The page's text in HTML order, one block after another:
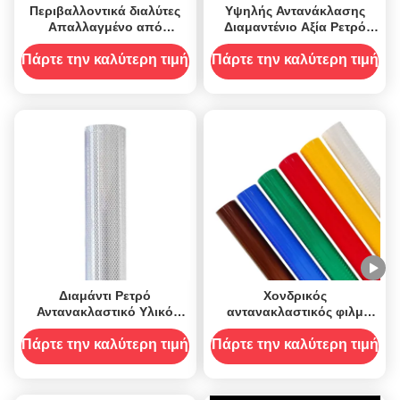
Περιβαλλοντικά διαλύτες
Απαλλαγμένο από
ακρυλικό εκτυπώσιμο HIP
Αναστροφικό
Πάρτε την καλύτερη τιμή
Υψηλής Αντανάκλασης
Διαμαντένιο Αξία Ρετρό
Αντανάκλαση Σημείωση
Επισκόπηση Αυτοκόλλητο
Πάρτε την καλύτερη τιμή
Διαμάντι Ρετρό
Αντανακλαστικό Υλικό
Σημείωσης Ακρυλικό
Αυτοκόλλητο
Πάρτε την καλύτερη τιμή
Χονδρικός
αντανακλαστικός φιλμ
βινύλιο υπέρυθρου Retro
διαφανές φύλλο
Πάρτε την καλύτερη τιμή